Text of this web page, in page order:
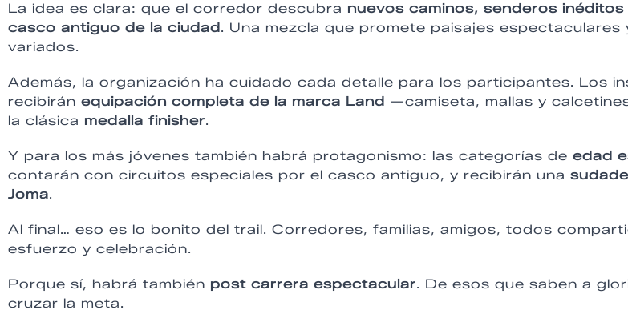
La idea es clara: que el corredor descubra nuevos caminos, senderos inéditos
casco antiguo de la ciudad. Una mezcla que promete paisajes espectaculares
variados.
Además, la organización ha cuidado cada detalle para los participantes. Los
recibirán equipación completa de la marca Land —camiseta, mallas y
la clásica medalla finisher.
Y para los más jóvenes también habrá protagonismo: las categorías de edad
contarán con circuitos especiales por el casco antiguo, y recibirán una
Joma.
Al final… eso es lo bonito del trail. Corredores, familias, amigos, todos
esfuerzo y celebración.
Porque sí, habrá también post carrera espectacular. De esos que saben a
cruzar la meta.